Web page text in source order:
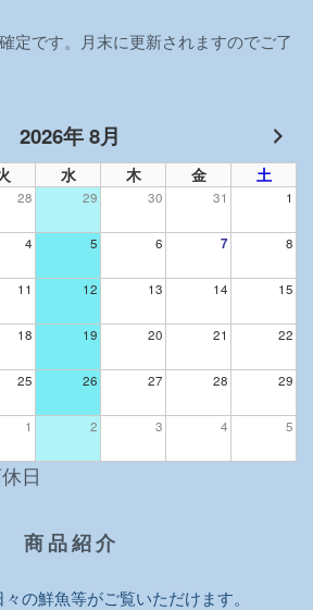
定です。月末に更新されますのでご了
2026年 8月
水 木 金 土
28 29 30 31 1
4 5 6 7 8
11 12 13 14 15
18 19 20 21 22
25 26 27 28 29
1 2 3 4 5
日
商 品 紹 介
の鮮魚等がご覧いただけます。